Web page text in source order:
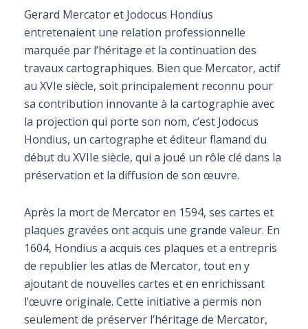
Gerard Mercator et Jodocus Hondius
entretenaient une relation professionnelle
marquée par l’héritage et la continuation des
travaux cartographiques. Bien que Mercator, actif
au XVIe siècle, soit principalement reconnu pour
sa contribution innovante à la cartographie avec
la projection qui porte son nom, c’est Jodocus
Hondius, un cartographe et éditeur flamand du
début du XVIIe siècle, qui a joué un rôle clé dans la
préservation et la diffusion de son œuvre.
Après la mort de Mercator en 1594, ses cartes et
plaques gravées ont acquis une grande valeur. En
1604, Hondius a acquis ces plaques et a entrepris
de republier les atlas de Mercator, tout en y
ajoutant de nouvelles cartes et en enrichissant
l’œuvre originale. Cette initiative a permis non
seulement de préserver l’héritage de Mercator,